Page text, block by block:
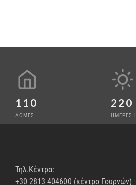
110
ΔΟΜΕΣ
220
ΗΜΕΡΕΣ
Τηλ.Κέντρα:
+30 2813 404600 (κέντρο Γουρνών)